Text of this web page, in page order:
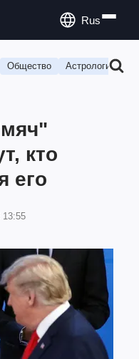
Rus
Общество Астрология
кто
его
13:55